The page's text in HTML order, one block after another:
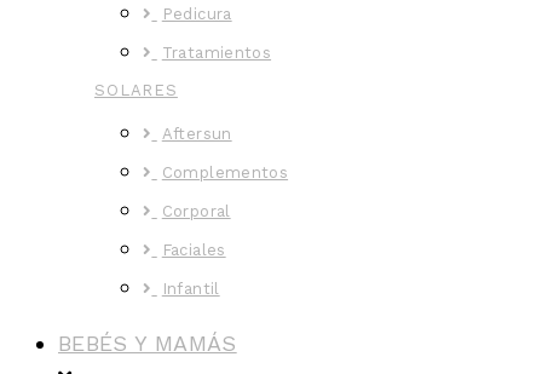
Pedicura
Tratamientos
SOLARES
Aftersun
Complementos
Corporal
Faciales
Infantil
BEBÉS Y MAMÁS